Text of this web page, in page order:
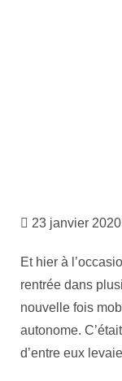
23 janvier
Et hier à
rentrée dans
nouvelle fois
autonome.
d’entre eux